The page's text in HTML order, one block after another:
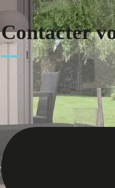
Contacter